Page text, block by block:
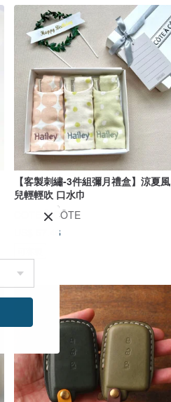
【客製刺繡-3件組彌月禮盒】涼夏風
兒輕輕吹 口水巾
CÔTE À CÔTE
US$ 57.46